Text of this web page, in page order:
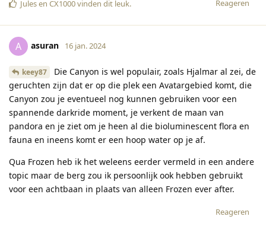
Reageren
Julesen CX1000vinden dit leuk.
A asuran 16 jan. 2024
keey87
Die Canyon is wel populair, zoals Hjalmar al zei, de
geruchten zijn dat er op die plek een Avatargebied komt, die
Canyon zou je eventueel nog kunnen gebruiken voor een
spannende darkride moment, je verkent de maan van
pandora en je ziet om je heen al die bioluminescent flora en
fauna en ineens komt er een hoop water op je af.
Qua Frozen heb ik het weleens eerder vermeld in een andere
topic maar de berg zou ik persoonlijk ook hebben gebruikt
voor een achtbaan in plaats van alleen Frozen ever after.
Reageren